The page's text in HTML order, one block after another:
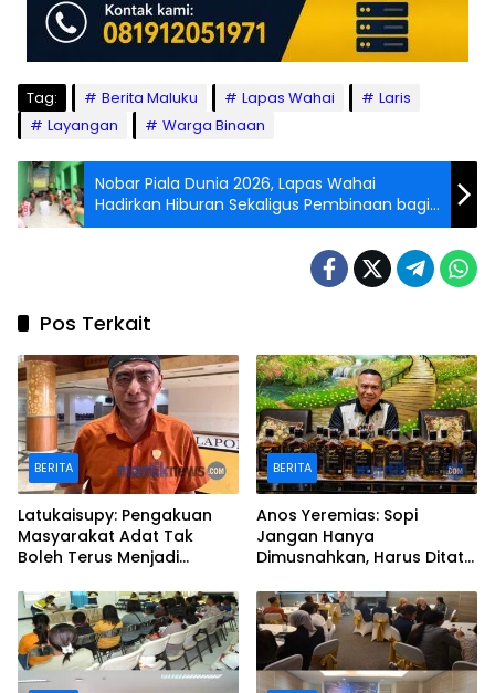
Tag: Berita Maluku Lapas Wahai
Laris
Layangan
Warga Binaan
Nobar Piala Dunia 2026, Lapas Wahai
Hadirkan Hiburan Sekaligus Pembinaan bagi
WB
Pos Terkait
BERITA
Latukaisupy: Pengakuan
Masyarakat Adat Tak
Boleh Terus Menjadi
BERITA
Anos Yeremias: Sopi
Jangan Hanya
Dimusnahkan, Harus Ditata